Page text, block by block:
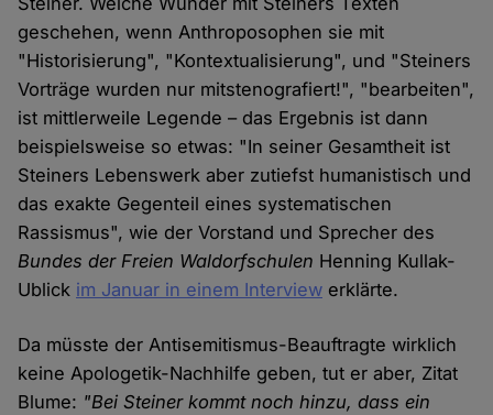
geschehen, wenn Anthroposophen sie mit
"Historisierung", "Kontextualisierung", und "Steiners
Vorträge wurden nur mitstenografiert!", "bearbeiten",
ist mittlerweile Legende – das Ergebnis ist dann
beispielsweise so etwas: "In seiner Gesamtheit ist
Steiners Lebenswerk aber zutiefst humanistisch und
das exakte Gegenteil eines systematischen
Rassismus", wie der Vorstand und Sprecher des
Bundes der Freien Waldorfschulen Henning Kullak-
Ublick im Januar in einem Interview erklärte.
Da müsste der Antisemitismus-Beauftragte wirklich
keine Apologetik-Nachhilfe geben, tut er aber, Zitat
Blume: "Bei Steiner kommt noch hinzu, dass ein